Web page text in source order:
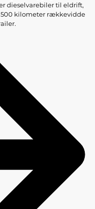
dieselvarebiler til eldrift,
500 kilometer rækkevidde